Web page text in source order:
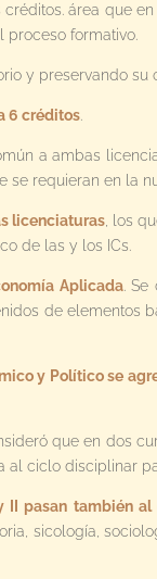
créditos. área que
proceso formativo.
y preservando
6 créditos.
a ambas
se requieran en la
licenciaturas, los
de las y los ICs.
Aplicada. Se
de elementos
y Político se
que en dos
al ciclo disciplinar
II pasan también
sicología,